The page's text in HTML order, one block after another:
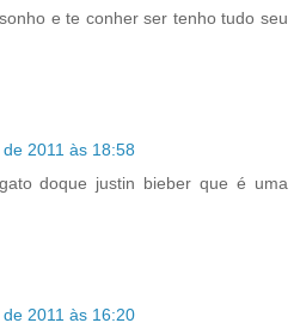
e te conher ser tenho tudo seu
2011 às 18:58
doque justin bieber que é uma
2011 às 16:20